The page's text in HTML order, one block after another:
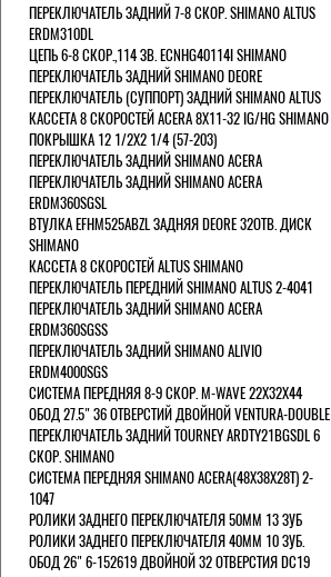
ПЕРЕКЛЮЧАТЕЛЬ ЗАДНИЙ 7-8 СКОР. SHIMANO ALTUS
ERDM310DL
ЦЕПЬ 6-8 СКОР.,114 ЗВ. ECNHG40114I SHIMANO
ПЕРЕКЛЮЧАТЕЛЬ ЗАДНИЙ SHIMANO DEORE
ПЕРЕКЛЮЧАТЕЛЬ (СУППОРТ) ЗАДНИЙ SHIMANO ALTUS
КАССЕТА 8 СКОРОСТЕЙ ACERA 8Х11-32 IG/HG SHIMANO
ПОКРЫШКА 12 1/2X2 1/4 (57-203)
ПЕРЕКЛЮЧАТЕЛЬ ЗАДНИЙ SHIMANO ACERA
ПЕРЕКЛЮЧАТЕЛЬ ЗАДНИЙ SHIMANO ACERA
ERDM360SGSL
ВТУЛКА EFHM525ABZL ЗАДНЯЯ DEORE 32ОТВ. ДИСК
SHIMANO
КАССЕТА 8 СКОРОСТЕЙ ALTUS SHIMANO
ПЕРЕКЛЮЧАТЕЛЬ ПЕРЕДНИЙ SHIMANO ALTUS 2-4041
ПЕРЕКЛЮЧАТЕЛЬ ЗАДНИЙ SHIMANO ACERA
ERDM360SGSS
ПЕРЕКЛЮЧАТЕЛЬ ЗАДНИЙ SHIMANO ALIVIO
ERDM4000SGS
СИСТЕМА ПЕРЕДНЯЯ 8-9 СКОР. M-WAVE 22Х32Х44
ОБОД 27.5" 36 ОТВЕРСТИЙ ДВОЙНОЙ VENTURA-DOUBLE
ПЕРЕКЛЮЧАТЕЛЬ ЗАДНИЙ TOURNEY ARDTY21BGSDL 6
СКОР. SHIMANO
СИСТЕМА ПЕРЕДНЯЯ SHIMANO ACERA(48Х38Х28Т) 2-
1047
РОЛИКИ ЗАДНЕГО ПЕРЕКЛЮЧАТЕЛЯ 50ММ 13 ЗУБ
РОЛИКИ ЗАДНЕГО ПЕРЕКЛЮЧАТЕЛЯ 40ММ 10 ЗУБ.
ОБОД 26" 6-152619 ДВОЙНОЙ 32 ОТВЕРСТИЯ DC19